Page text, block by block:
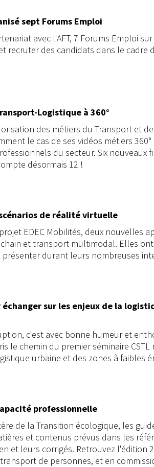
sept Forums Emploi
avec l'AFT, 7 Forums Emploi
recruter des candidats dans le cadre
Logistique à 360°
des métiers du Transport et
le cas de ses vidéos métiers
du secteur. Six nouveaux
désormais 12 !
de réalité virtuelle
EDEC Mobilités, deux nouvelles
et transport multimodal. Elles
présenter durant leurs nombreuses
échanger sur les enjeux de la
c'est avec bonne humeur et
le chemin du premier séminaire
urbaine et des zones à faibles
professionnelle
de la Transition écologique, les
et contenus prévus dans les
et leurs corrigés. Retrouvez l'édition
de personnes, et en